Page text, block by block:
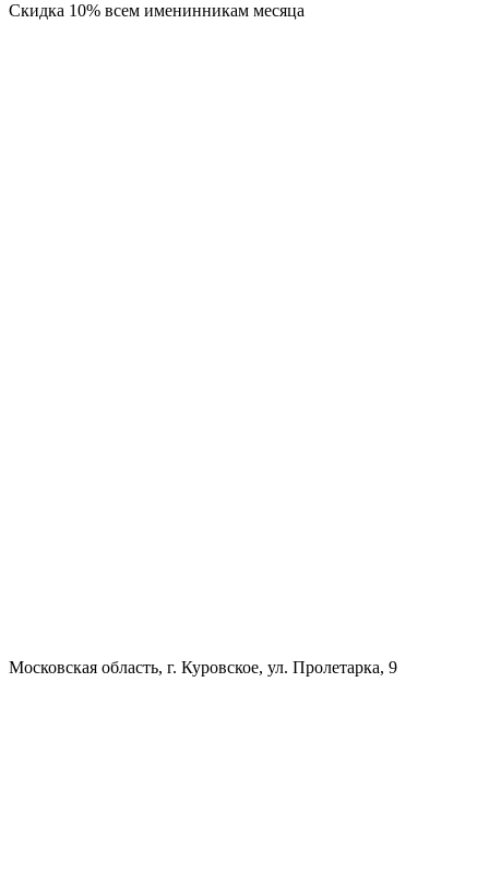
Скидка 10% всем именинникам месяца
Московская область, г. Куровское, ул. Пролетарка, 9